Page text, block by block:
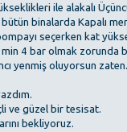
ile alakalı
binalarda Kapalı
seçerken kat
min 4 bar olmak
yenmiş oluyorsun
ve güzel bir tesisat.
bekliyoruz.